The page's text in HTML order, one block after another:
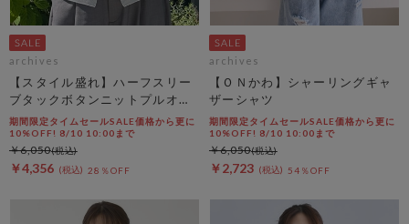
archives
【スタイル盛れ】ハーフスリー
ブタックボタンニットプルオー
バー
期間限定タイムセールSALE価格から更に
10%OFF! 8/10 10:00まで
￥4,356 28％OFF
￥6,050
archives
【ＯＮかわ】シャーリングギャ
ザーシャツ
期間限定タイムセールSALE価格から更に
10%OFF! 8/10 10:00まで
￥2,723 54％OFF
￥6,050